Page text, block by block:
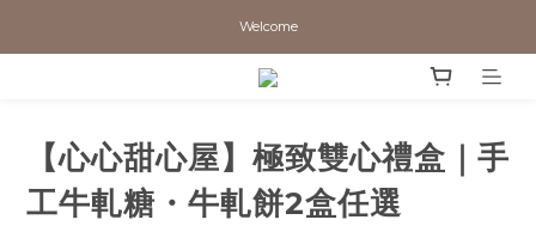
Welcome
【心心甜心屋】極致雙心禮盒｜手
工牛軋糖・牛軋餅2盒任選